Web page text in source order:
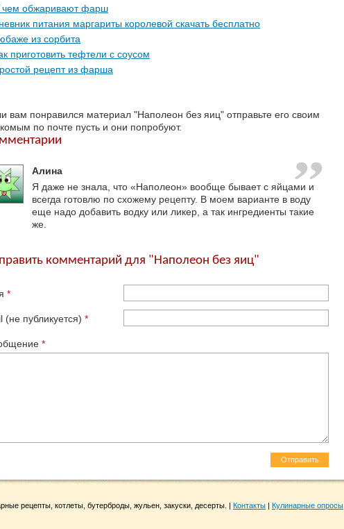
обжаривают фарш
питания маргариты королевой скачать бесплатно
из сорбита
приготовить тефтели с соусом
рецепт из фарша
вам понравился материал "Наполеон без яиц" отправьте его своим
по почте пусть и они попробуют.
Алина
Я даже не знала, что «Наполеон» вообще бывает с яйцами и
всегда готовлю по схожему рецепту. В моем варианте в воду
еще надо добавить водку или ликер, а так ингредиенты такие
же.
комментарий для "Наполеон без яиц"
*
(не публикуется) *
*
рецепты, котлеты, бутерброды, жульен, закуски, десерты. | Контакты | Кулинарные опросы